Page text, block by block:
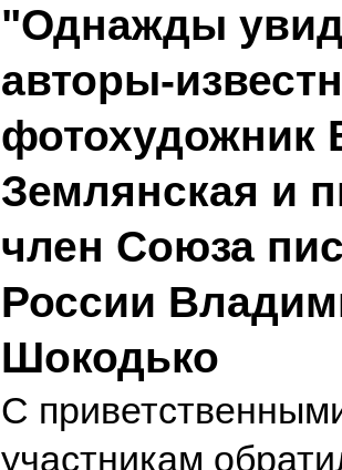
"Однажды
авторы-
фотохудожник
Землянская и
член Союза
России
Шокодько
С
участникам